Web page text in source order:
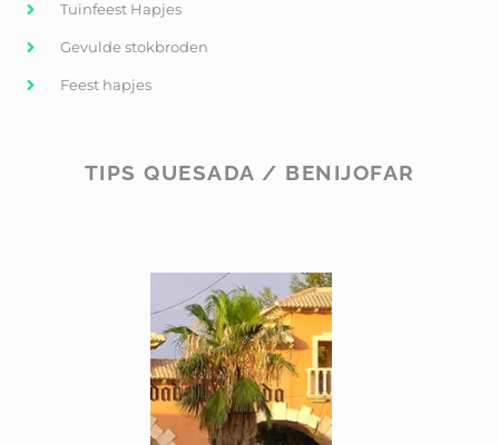
Tuinfeest Hapjes
Gevulde stokbroden
Feest hapjes
TIPS QUESADA / BENIJOFAR